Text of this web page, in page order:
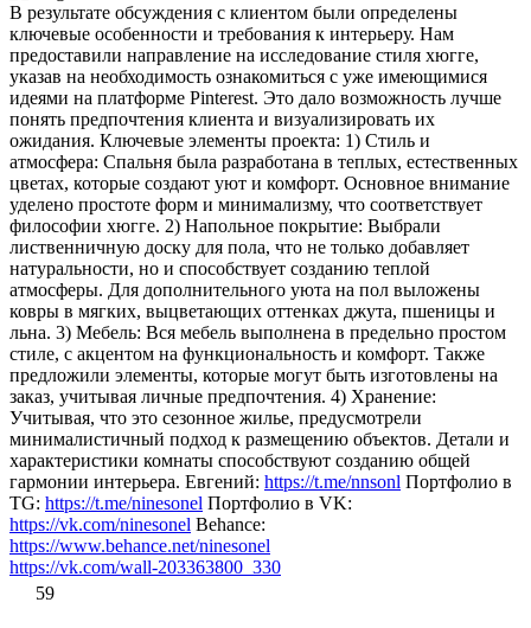
В результате обсуждения с клиентом были определены
ключевые особенности и требования к интерьеру. Нам
предоставили направление на исследование стиля хюгге,
указав на необходимость ознакомиться с уже имеющимися
идеями на платформе Pinterest. Это дало возможность лучше
понять предпочтения клиента и визуализировать их
ожидания. Ключевые элементы проекта: 1) Стиль и
атмосфера: Спальня была разработана в теплых, естественных
цветах, которые создают уют и комфорт. Основное внимание
уделено простоте форм и минимализму, что соответствует
философии хюгге. 2) Напольное покрытие: Выбрали
лиственничную доску для пола, что не только добавляет
натуральности, но и способствует созданию теплой
атмосферы. Для дополнительного уюта на пол выложены
ковры в мягких, выцветающих оттенках джута, пшеницы и
льна. 3) Мебель: Вся мебель выполнена в предельно простом
стиле, с акцентом на функциональность и комфорт. Также
предложили элементы, которые могут быть изготовлены на
заказ, учитывая личные предпочтения. 4) Хранение:
Учитывая, что это сезонное жилье, предусмотрели
минималистичный подход к размещению объектов. Детали и
характеристики комнаты способствуют созданию общей
гармонии интерьера. Евгений: https://t.me/nnsonl Портфолио в
TG: https://t.me/ninesonel Портфолио в VK:
https://vk.com/ninesonel Behance:
https://www.behance.net/ninesonel
https://vk.com/wall-203363800_330
59